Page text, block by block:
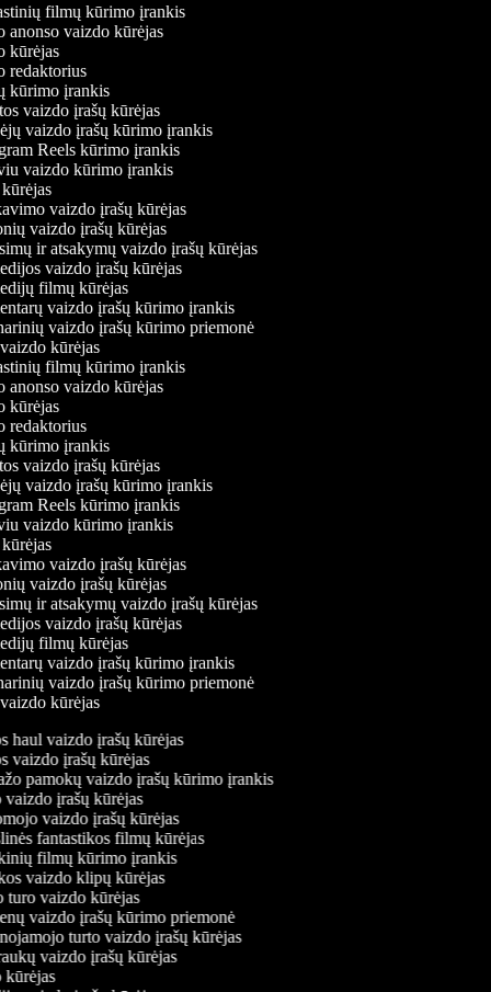
filmų kūrimo įrankis
anonso vaizdo kūrėjas
kūrėjas
redaktorius
kūrimo įrankis
vaizdo įrašų kūrėjas
vaizdo įrašų kūrimo įrankis
Reels kūrimo įrankis
vaizdo kūrimo įrankis
kūrėjas
vaizdo įrašų kūrėjas
vaizdo įrašų kūrėjas
ir atsakymų vaizdo įrašų kūrėjas
vaizdo įrašų kūrėjas
filmų kūrėjas
vaizdo įrašų kūrimo įrankis
vaizdo įrašų kūrimo priemonė
vaizdo kūrėjas
filmų kūrimo įrankis
anonso vaizdo kūrėjas
kūrėjas
redaktorius
kūrimo įrankis
vaizdo įrašų kūrėjas
vaizdo įrašų kūrimo įrankis
Reels kūrimo įrankis
vaizdo kūrimo įrankis
kūrėjas
vaizdo įrašų kūrėjas
vaizdo įrašų kūrėjas
ir atsakymų vaizdo įrašų kūrėjas
vaizdo įrašų kūrėjas
filmų kūrėjas
vaizdo įrašų kūrimo įrankis
vaizdo įrašų kūrimo priemonė
vaizdo kūrėjas
haul vaizdo įrašų kūrėjas
vaizdo įrašų kūrėjas
pamokų vaizdo įrašų kūrimo įrankis
įrašų kūrėjas
vaizdo įrašų kūrėjas
fantastikos filmų kūrėjas
filmų kūrimo įrankis
vaizdo klipų kūrėjas
vaizdo kūrėjas
vaizdo įrašų kūrimo priemonė
turto vaizdo įrašų kūrėjas
vaizdo įrašų kūrėjas